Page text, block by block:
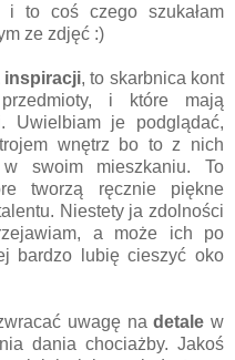
i to coś czego szukałam
ze zdjęć :)
inspiracji, to skarbnica kont
i które mają
Uwielbiam je podglądać,
wnętrz bo to z nich
swoim mieszkaniu. To
tworzą ręcznie piękne
Niestety ja zdolności
a może ich po
bardzo lubię cieszyć oko
uwagę nadetale w
dania chociażby. Jakoś